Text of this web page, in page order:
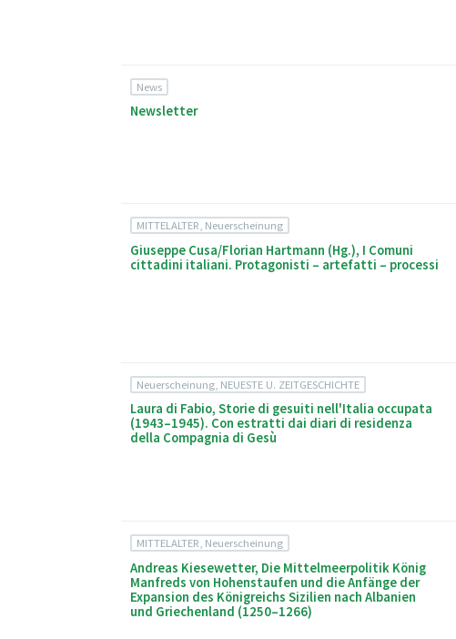
News
Newsletter
MITTELALTER, Neuerscheinung
Giuseppe Cusa/Florian Hartmann (Hg.), I Comuni
cittadini italiani. Protagonisti – artefatti – processi
Neuerscheinung, NEUESTE U. ZEITGESCHICHTE
Laura di Fabio, Storie di gesuiti nell'Italia occupata
(1943–1945). Con estratti dai diari di residenza
della Compagnia di Gesù
MITTELALTER, Neuerscheinung
Andreas Kiesewetter, Die Mittelmeerpolitik König
Manfreds von Hohenstaufen und die Anfänge der
Expansion des Königreichs Sizilien nach Albanien
und Griechenland (1250–1266)